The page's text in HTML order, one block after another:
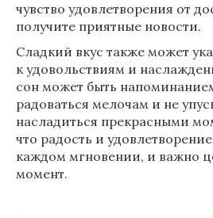
чувство удовлетворения от
получите приятные новости.
Сладкий вкус также может
к удовольствиям и
сон может быть
радоваться мелочам и не
насладиться прекрасными
что радость и
каждом мгновении, и важно
момент.